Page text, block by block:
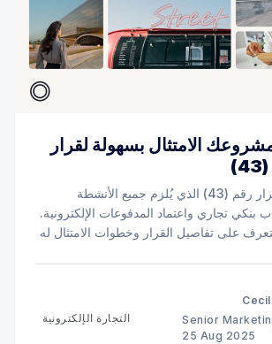
الامتثال بسهولة لقرار
أقرت البحرين القرار رقم (43) الذي يُلزم جميع الأنشطة
بنكي تجاري واعتماد المدفوعات الإلكترونية.
على تفاصيل القرار وخطوات الامتثال له
Senior
25 Aug 2025
التجارة الإلكترونية